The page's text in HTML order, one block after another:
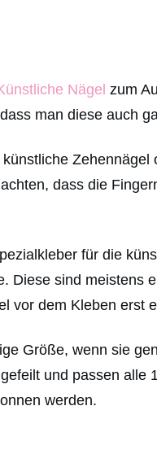
Nägel zum
man diese auch
dass die
für die
Diese sind meistens
vor dem Kleben erst
Größe, wenn sie
und passen
werden.